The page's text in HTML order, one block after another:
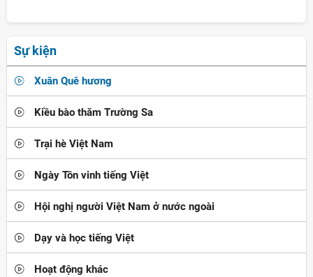
Sự kiện
Xuân Quê hương
Kiều bào thăm Trường Sa
Trại hè Việt Nam
Ngày Tôn vinh tiếng Việt
Hội nghị người Việt Nam ở nước ngoài
Dạy và học tiếng Việt
Hoạt động khác